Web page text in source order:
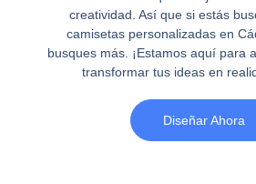
creatividad. Así que si estás
camisetas personalizadas en
busques más. ¡Estamos aquí para
transformar tus ideas en
Diseñar Ahora